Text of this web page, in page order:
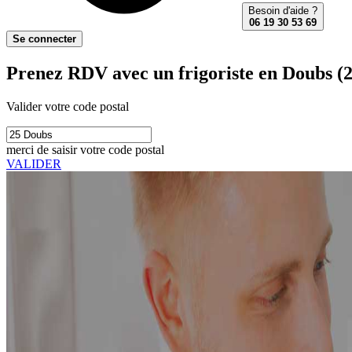
Besoin d'aide ?
06 19 30 53 69
Se connecter
Prenez RDV avec un frigoriste en Doubs
Valider votre code postal
merci de saisir votre code postal
VALIDER